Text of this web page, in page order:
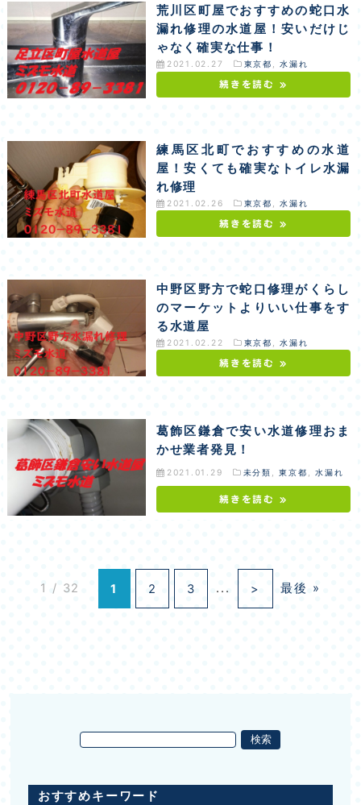
荒川区町屋でおすすめの蛇口水
漏れ修理の水道屋！安いだけじ
ゃなく確実な仕事！
2021.02.27 東京都 ,水漏れ
続きを読む »
練馬区北町でおすすめの水道
屋！安くても確実なトイレ水漏
れ修理
2021.02.26 東京都 ,水漏れ
続きを読む »
中野区野方で蛇口修理がくらし
のマーケットよりいい仕事をす
る水道屋
2021.02.22 東京都 ,水漏れ
続きを読む »
葛飾区鎌倉で安い水道修理おま
かせ業者発見！
2021.01.29 未分類 ,東京都 ,水漏れ
続きを読む »
1 / 32 1 2 3 ... > 最後 »
おすすめキーワード